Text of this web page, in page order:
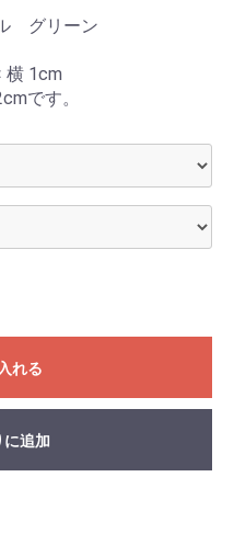
グリーン
1cm
です。
れる
に追加